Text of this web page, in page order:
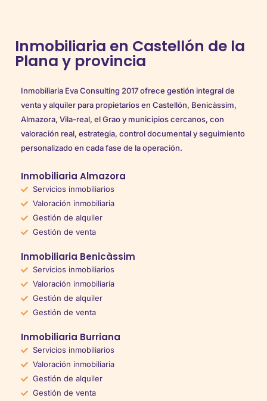
Inmobiliaria en Castellón de la
Plana y provincia
Inmobiliaria Eva Consulting 2017 ofrece gestión integral de
venta y alquiler para propietarios en Castellón, Benicàssim,
Almazora, Vila-real, el Grao y municipios cercanos, con
valoración real, estrategia, control documental y seguimiento
personalizado en cada fase de la operación.
Inmobiliaria Almazora
Servicios inmobiliarios
Valoración inmobiliaria
Gestión de alquiler
Gestión de venta
Inmobiliaria Benicàssim
Servicios inmobiliarios
Valoración inmobiliaria
Gestión de alquiler
Gestión de venta
Inmobiliaria Burriana
Servicios inmobiliarios
Valoración inmobiliaria
Gestión de alquiler
Gestión de venta